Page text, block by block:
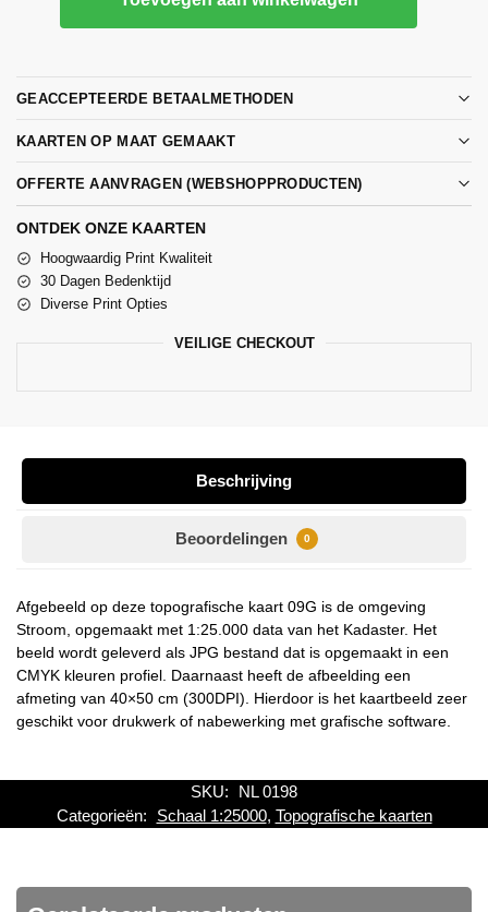
GEACCEPTEERDE BETAALMETHODEN
KAARTEN OP MAAT GEMAAKT
OFFERTE AANVRAGEN (WEBSHOPPRODUCTEN)
ONTDEK ONZE KAARTEN
Hoogwaardig Print Kwaliteit
30 Dagen Bedenktijd
Diverse Print Opties
VEILIGE CHECKOUT
Beschrijving
Beoordelingen 0
Afgebeeld op deze topografische kaart 09G is de omgeving
Stroom, opgemaakt met 1:25.000 data van het Kadaster. Het
beeld wordt geleverd als JPG bestand dat is opgemaakt in een
CMYK kleuren profiel. Daarnaast heeft de afbeelding een
afmeting van 40×50 cm (300DPI). Hierdoor is het kaartbeeld zeer
geschikt voor drukwerk of nabewerking met grafische software.
SKU:
NL 0198
Categorieën:
Schaal 1:25000, Topografische kaarten